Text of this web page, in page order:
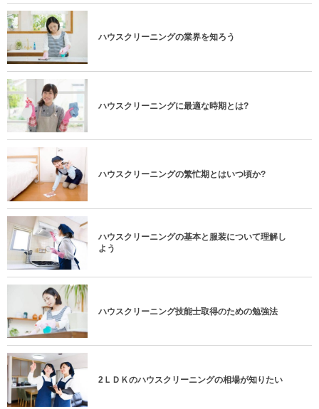
ハウスクリーニングの業界を知ろう
ハウスクリーニングに最適な時期とは?
ハウスクリーニングの繁忙期とはいつ頃か?
ハウスクリーニングの基本と服装について理解し
よう
ハウスクリーニング技能士取得のための勉強法
2ＬＤＫのハウスクリーニングの相場が知りたい